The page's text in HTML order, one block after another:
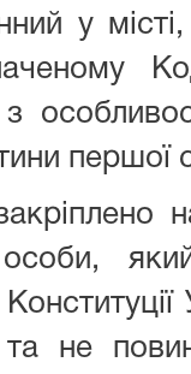
у
з
першої
особи,
та не